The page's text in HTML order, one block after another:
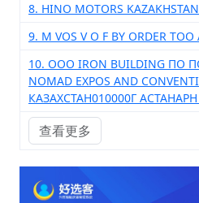
8. HINO MOTORS
9. M VOS V O F BY ORDER
10. ООО IRON BUILDING
NOMAD EXPOS AND
КАЗАХСТАН010000Г
查看更多